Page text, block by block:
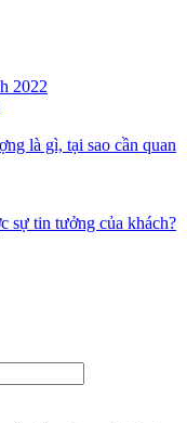
2022
là gì, tại sao cần quan
sự tin tưởng của khách?